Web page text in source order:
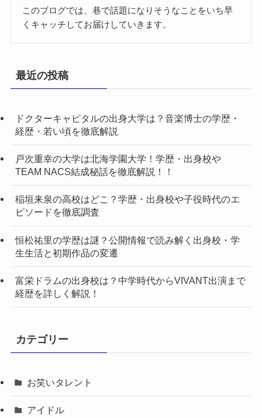
このブログでは、巷で話題になりそうなことをいち早
くキャッチしてお届けしていきます。
最近の投稿
ドクターキャピタルの出身大学は？音楽博士の学歴・
経歴・若い頃を徹底解説
戸次重幸の大学は北海学園大学！学歴・出身校や
TEAM NACS結成秘話を徹底解説！！
稲垣来泉の高校はどこ？学歴・出身校や子役時代のエ
ピソードを徹底調査
恒松祐里の学歴は謎？公開情報で読み解く出身校・学
生生活と初期作品の変遷
富栄ドラムの出身校は？中学時代からVIVANT出演まで
経歴を詳しく解説！
カテゴリー
お笑いタレント
アイドル